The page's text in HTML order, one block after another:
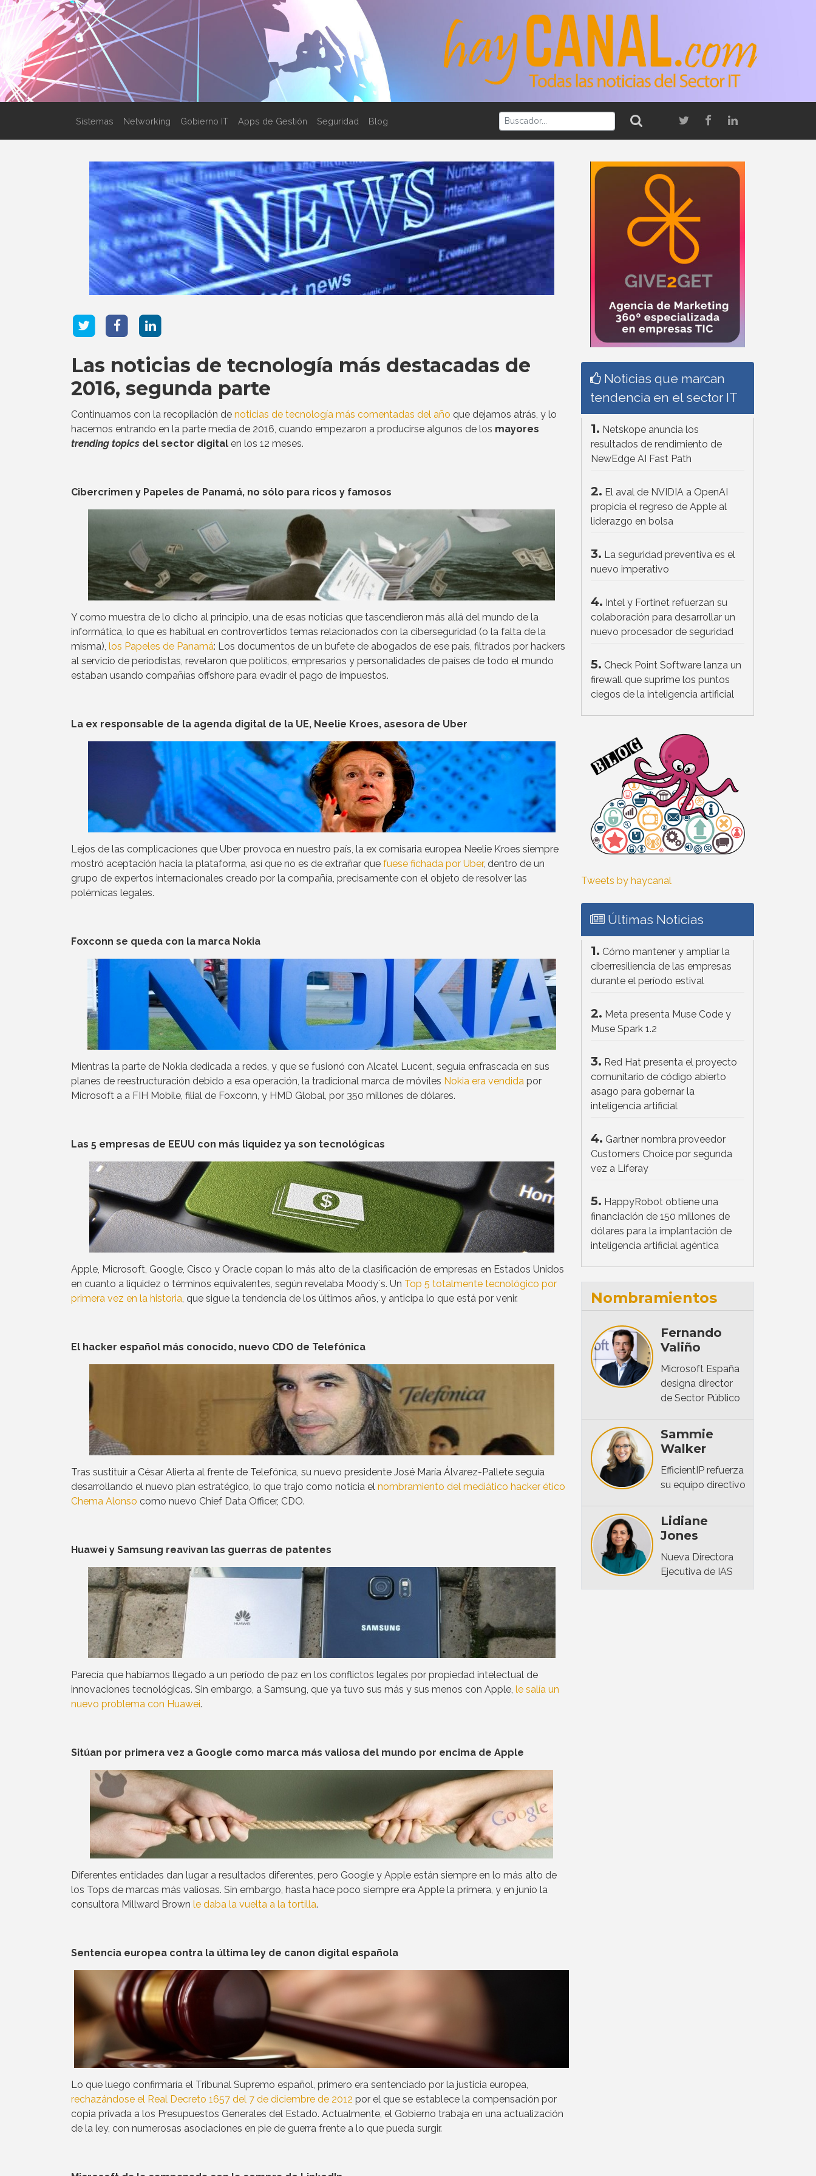
Sistemas Networking Gobierno IT Apps de Gestión Seguridad Blog
Las noticias de tecnología más destacadas de
2016, segunda parte
Continuamos con la recopilación de noticias de tecnología más comentadas del año que dejamos atrás, y lo
hacemos entrando en la parte media de 2016, cuando empezaron a producirse algunos de los mayores
trending topics del sector digital en los 12 meses.
Cibercrimen y Papeles de Panamá, no sólo para ricos y famosos
Y como muestra de lo dicho al principio, una de esas noticias que tascendieron más allá del mundo de la
informática, lo que es habitual en controvertidos temas relacionados con la ciberseguridad (o la falta de la
misma), los Papeles de Panamá: Los documentos de un bufete de abogados de ese país, filtrados por hackers
al servicio de periodistas, revelaron que políticos, empresarios y personalidades de países de todo el mundo
estaban usando compañías offshore para evadir el pago de impuestos.
La ex responsable de la agenda digital de la UE, Neelie Kroes, asesora de Uber
Lejos de las complicaciones que Uber provoca en nuestro país, la ex comisaria europea Neelie Kroes siempre
mostró aceptación hacia la plataforma, así que no es de extrañar que fuese fichada por Uber, dentro de un
grupo de expertos internacionales creado por la compañía, precisamente con el objeto de resolver las
polémicas legales.
Foxconn se queda con la marca Nokia
Mientras la parte de Nokia dedicada a redes, y que se fusionó con Alcatel Lucent, seguía enfrascada en sus
planes de reestructuración debido a esa operación, la tradicional marca de móviles Nokia era vendida por
Microsoft a a FIH Mobile, filial de Foxconn, y HMD Global, por 350 millones de dólares.
Las 5 empresas de EEUU con más liquidez ya son tecnológicas
Apple, Microsoft, Google, Cisco y Oracle copan lo más alto de la clasificación de empresas en Estados Unidos
en cuanto a liquidez o términos equivalentes, según revelaba Moody´s. Un Top 5 totalmente tecnológico por
primera vez en la historia , que sigue la tendencia de los últimos años, y anticipa lo que está por venir.
El hacker español más conocido, nuevo CDO de Telefónica
Tras sustituir a César Alierta al frente de Telefónica, su nuevo presidente José María Álvarez-Pallete seguía
desarrollando el nuevo plan estratégico, lo que trajo como noticia el nombramiento del mediático hacker ético
Chema Alonso como nuevo Chief Data Officer, CDO.
Huawei y Samsung reavivan las guerras de patentes
Parecía que habíamos llegado a un período de paz en los conflictos legales por propiedad intelectual de
innovaciones tecnológicas. Sin embargo, a Samsung, que ya tuvo sus más y sus menos con Apple, le salía un
nuevo problema con Huawei.
Sitúan por primera vez a Google como marca más valiosa del mundo por encima de Apple
Diferentes entidades dan lugar a resultados diferentes, pero Google y Apple están siempre en lo más alto de
los Tops de marcas más valiosas. Sin embargo, hasta hace poco siempre era Apple la primera, y en junio la
consultora Millward Brown le daba la vuelta a la tortilla.
Sentencia europea contra la última ley de canon digital española
Lo que luego confirmaría el Tribunal Supremo español, primero era sentenciado por la justicia europea,
rechazándose el Real Decreto 1657 del 7 de diciembre de 2012 por el que se establece la compensación por
copia privada a los Presupuestos Generales del Estado. Actualmente, el Gobierno trabaja en una actualización
de la ley, con numerosas asociaciones en pie de guerra frente a lo que pueda surgir.
Noticias que marcan
tendencia en el sector IT
1. Netskope anuncia los
resultados de rendimiento de
NewEdge AI Fast Path
2. El aval de NVIDIA a OpenAI
propicia el regreso de Apple al
liderazgo en bolsa
3. La seguridad preventiva es el
nuevo imperativo
4. Intel y Fortinet refuerzan su
colaboración para desarrollar un
nuevo procesador de seguridad
5. Check Point Software lanza un
firewall que suprime los puntos
ciegos de la inteligencia artificial
Tweets by haycanal
Últimas Noticias
1. Cómo mantener y ampliar la
ciberresiliencia de las empresas
durante el período estival
2. Meta presenta Muse Code y
Muse Spark 1.2
3. Red Hat presenta el proyecto
comunitario de código abierto
asago para gobernar la
inteligencia artificial
4. Gartner nombra proveedor
Customers Choice por segunda
vez a Liferay
5. HappyRobot obtiene una
financiación de 150 millones de
dólares para la implantación de
inteligencia artificial agéntica
Nombramientos
Fernando
Valiño
Microsoft España
designa director
de Sector Público
Sammie
Walker
EfficientIP refuerza
su equipo directivo
Lidiane
Jones
Nueva Directora
Ejecutiva de IAS